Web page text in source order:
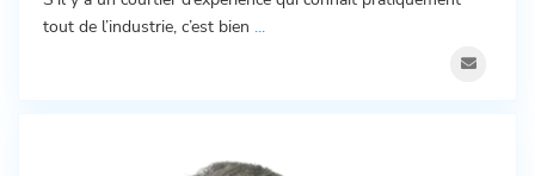
tout de l’industrie, c’est bien ...